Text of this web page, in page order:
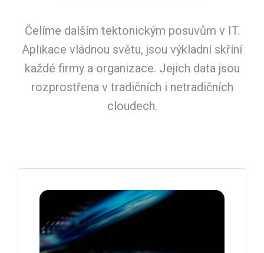
Čelíme dalším tektonickým posuvům v IT.
Aplikace vládnou světu, jsou výkladní skříní
každé firmy a organizace. Jejich data jsou
rozprostřena v tradičních i netradičních
cloudech.